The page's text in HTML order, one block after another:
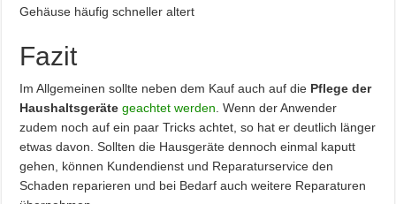
Gehäuse häufig schneller altert
Fazit
Im Allgemeinen sollte neben dem Kauf auch auf die Pflege der
Haushaltsgeräte geachtet werden . Wenn der Anwender
zudem noch auf ein paar Tricks achtet, so hat er deutlich länger
etwas davon. Sollten die Hausgeräte dennoch einmal kaputt
gehen, können Kundendienst und Reparaturservice den
Schaden reparieren und bei Bedarf auch weitere Reparaturen